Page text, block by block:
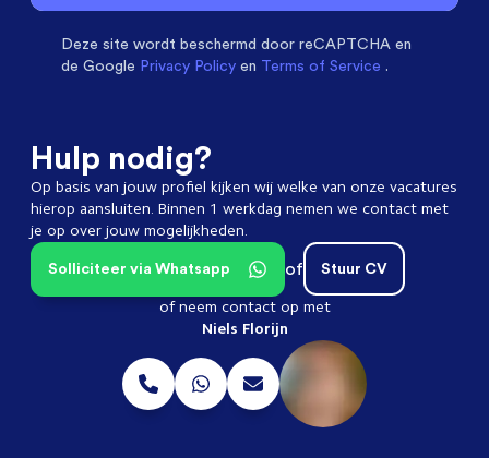
met een 9.3
Deze site wordt beschermd door reCAPTCHA en
de Google Privacy Policy en Terms of Service .
Hulp nodig?
Op basis van jouw profiel kijken wij welke van onze vacatures
hierop aansluiten. Binnen 1 werkdag nemen we contact met
je op over jouw mogelijkheden.
Stuur CV
of
Solliciteer via Whatsapp
of neem contact op met
Niels Florijn